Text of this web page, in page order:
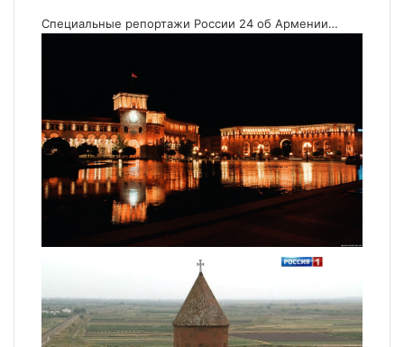
Специальные репортажи России 24 об Армении…